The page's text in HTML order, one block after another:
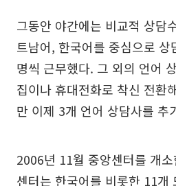
그동안 야간에는 비교적 상담
트남어, 한국어를 중심으로
명씩 근무했다. 그 외의 언어
집이나 휴대전화로 착신 전환
만 이제 3개 언어 상담사를 추
2006년 11월 중앙센터를 개
센터는 한국어를 비롯한 11개